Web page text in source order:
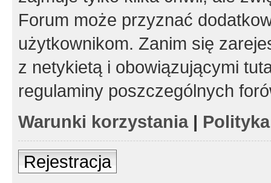
Forum może przyznać
użytkownikom. Zanim się
z netykietą i obowiązującymi
regulaminy poszczególnych
Warunki korzystania|
Rejestracja